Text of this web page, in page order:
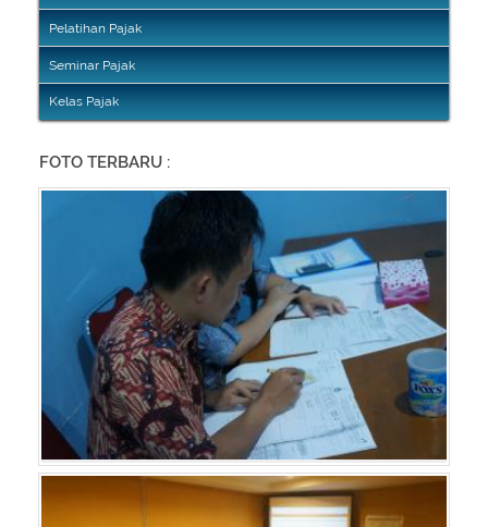
Pelatihan Pajak
Seminar Pajak
Kelas Pajak
FOTO TERBARU :